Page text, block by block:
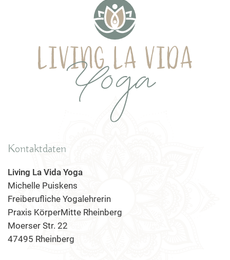
Kontaktdaten
Living La Vida Yoga
Michelle Puiskens
Freiberufliche Yogalehrerin
Praxis KörperMitte Rheinberg
Moerser Str. 22
47495 Rheinberg